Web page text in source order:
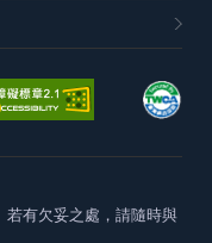
若有欠妥之處，請隨時與